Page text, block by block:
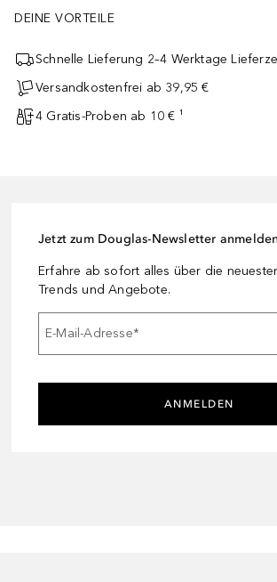
DEINE VORTEILE
Schnelle Lieferung 2–4 Werktage
Versandkostenfrei ab 39,95 €
4 Gratis-Proben ab 10 € ¹
Jetzt zum Douglas-Newsletter
Erfahre ab sofort alles über die
Trends und Angebote.
E-Mail-Adresse*
ANMELDEN